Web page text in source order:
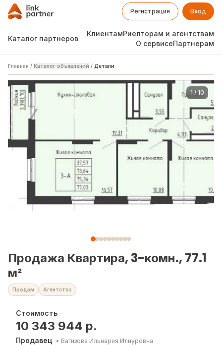
Регистрация Вход
Каталог партнеров
КлиентамРиелторам и агентствам
О сервисеПартнерам
Главная / Каталог объявлений / Детали
1 /10
Продажа Квартира, 3-комн., 77.1
м²
Продам Агентство
Стоимость
10 343 944 р.
Продавец • Вагизова Ильнария Илнуровна